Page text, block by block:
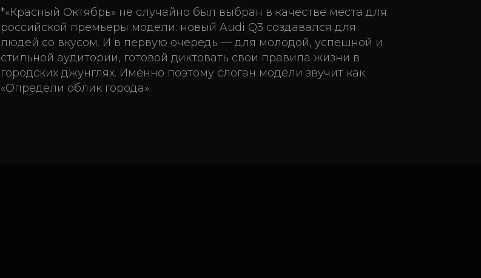
*«Красный Октябрь» не случайно был выбран в качестве места для
российской премьеры модели: новый Audi Q3 создавался для
людей со вкусом. И в первую очередь — для молодой, успешной и
стильной аудитории, готовой диктовать свои правила жизни в
городских джунглях. Именно поэтому слоган модели звучит как
«Определи облик города».